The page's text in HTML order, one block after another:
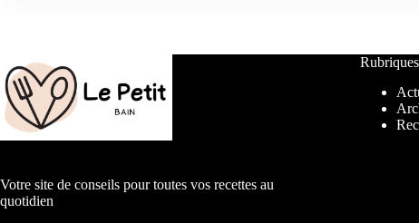
Votre site de conseils pour toutes vos recettes au
quotidien
Rubriques